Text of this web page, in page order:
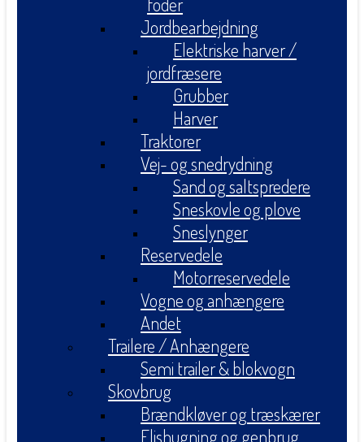
Jordbearbejdning
Elektriske harver /
jordfræsere
Grubber
Harver
Traktorer
Vej- og snedrydning
Sand og saltspredere
Sneskovle og plove
Sneslynger
Reservedele
Motorreservedele
Vogne og anhængere
Andet
Trailere / Anhængere
Semi trailer & blokvogn
Skovbrug
Brændkløver og træskærer
Flishugning og genbrug